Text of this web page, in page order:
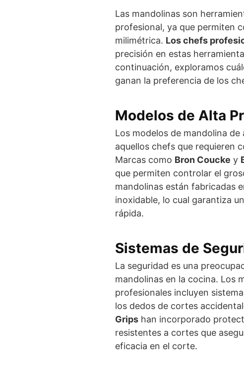
Las mandolinas son
profesional, ya que permiten
milimétrica. Los chefs
precisión en estas
continuación, exploramos
ganan la preferencia de los
Modelos de Alta
Los modelos de mandolina
aquellos chefs que requieren
Marcas como Bron Coucke y
que permiten controlar el
mandolinas están fabricadas
inoxidable, lo cual garantiza
rápida.
Sistemas de
La seguridad es una
mandolinas en la cocina. Los
profesionales incluyen
los dedos de cortes
Grips han incorporado
resistentes a cortes que
eficacia en el corte.